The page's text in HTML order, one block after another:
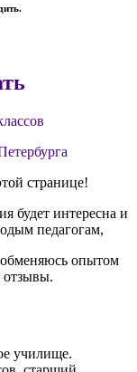
странице!
будет интересна и
педагогам,
опытом
отзывы.
училище.